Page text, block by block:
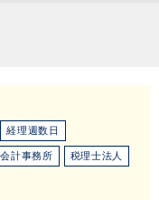
経理週数日
会計事務所 税理士法人